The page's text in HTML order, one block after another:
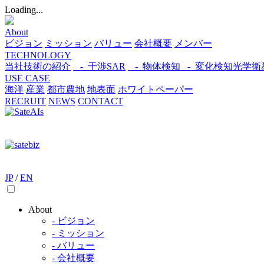
Loading...
About
ビジョン ミッション バリュー 会社概要 メンバー
TECHNOLOGY
当社技術の紹介
- 干渉SAR - 物体検知​ - 変化検知​光学衛
USE CASE
海洋 産業 都市​農地 地表面 ホワイトペーパー
RECRUIT NEWS CONTACT
JP / EN
About
- ビジョン
- ミッション
- バリュー
- 会社概要